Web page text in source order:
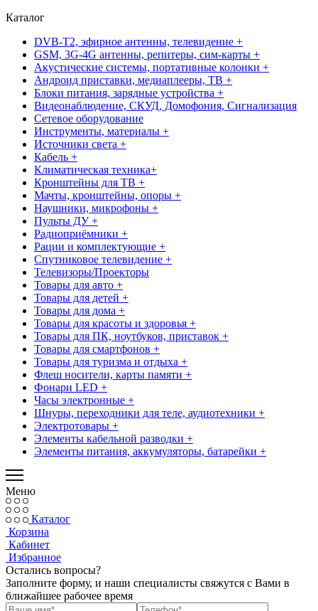
Каталог
DVB-T2, эфирное антенны, телевидение +
GSM, 3G-4G антенны, репитеры, сим-карты +
Акустические системы, портативные колонки +
Андроид приставки, медиаплееры, ТВ +
Блоки питания, зарядные устройства +
Видеонаблюдение, СКУД, Домофония, Сигнализация
Сетевое оборудование
Инструменты, материалы +
Источники света +
Кабель +
Климатическая техника+
Кронштейны для ТВ +
Мачты, кронштейны, опоры +
Наушники, микрофоны +
Пульты ДУ +
Радиоприёмники +
Рации и комплектующие +
Спутниковое телевидение +
Телевизоры/Проекторы
Товары для авто +
Товары для детей +
Товары для дома +
Товары для красоты и здоровья +
Товары для ПК, ноутбуков, приставок +
Товары для смартфонов +
Товары для туризма и отдыха +
Флеш носители, карты памяти +
Фонари LED +
Часы электронные +
Шнуры, переходники для теле, аудиотехники +
Электротовары +
Элементы кабельной разводки +
Элементы питания, аккумуляторы, батарейки +
Меню
Каталог
Корзина
Кабинет
Избранное
Остались вопросы?
Заполните форму, и наши специалисты свяжутся с Вами в
ближайшее рабочее время